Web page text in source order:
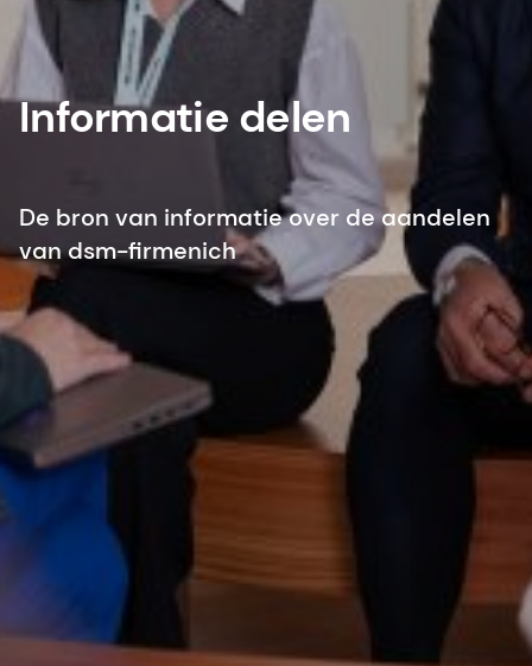
Informatie delen
De bron van informatie over de aandelen
van dsm-firmenich